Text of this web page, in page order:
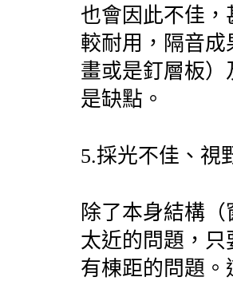
也會因此不佳
較耐用，隔音
畫或是釘層板
是缺點。
5.採光不佳、視
除了本身結構
太近的問題，
有棟距的問題